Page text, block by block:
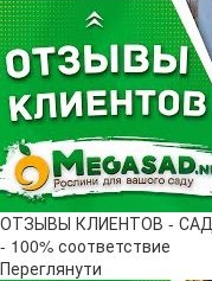
ОТЗЫВЫ КЛИЕНТОВ -
- 100% соответствие
Переглянути